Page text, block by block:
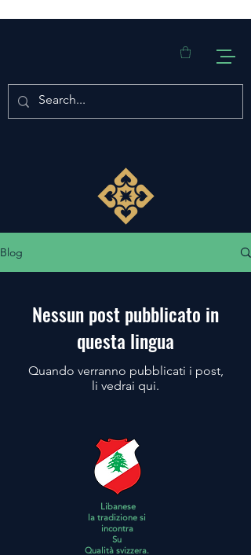
Blog
Nessun post pubblicato in
questa lingua
Quando verranno pubblicati i post,
li vedrai qui.
Libanese
la tradizione si
incontra
Su
Qualità svizzera.